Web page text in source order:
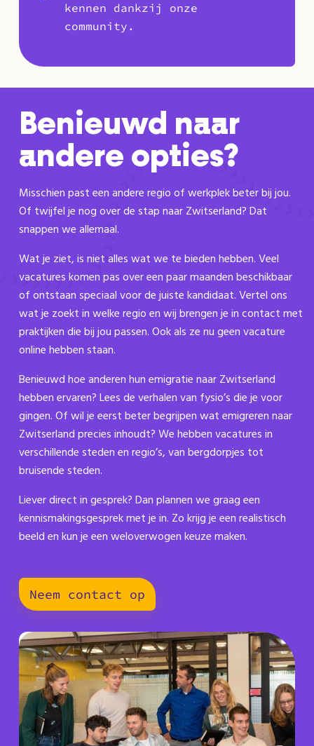
kennen dankzij onze
community.
Benieuwd naar
andere opties?
Misschien past een andere regio of werkplek beter bij jou.
Of twijfel je nog over de stap naar Zwitserland? Dat
snappen we allemaal.
Wat je ziet, is niet alles wat we te bieden hebben. Veel
vacatures komen pas over een paar maanden beschikbaar
of ontstaan speciaal voor de juiste kandidaat. Vertel ons
wat je zoekt in welke regio en wij brengen je in contact met
praktijken die bij jou passen. Ook als ze nu geen vacature
online hebben staan.
Benieuwd hoe anderen hun emigratie naar Zwitserland
hebben ervaren? Lees de verhalen van fysio’s die je voor
gingen. Of wil je eerst beter begrijpen wat emigreren naar
Zwitserland precies inhoudt? We hebben vacatures in
verschillende steden en regio’s, van bergdorpjes tot
bruisende steden.
Liever direct in gesprek? Dan plannen we graag een
kennismakingsgesprek met je in. Zo krijg je een realistisch
beeld en kun je een weloverwogen keuze maken.
Neem contact op